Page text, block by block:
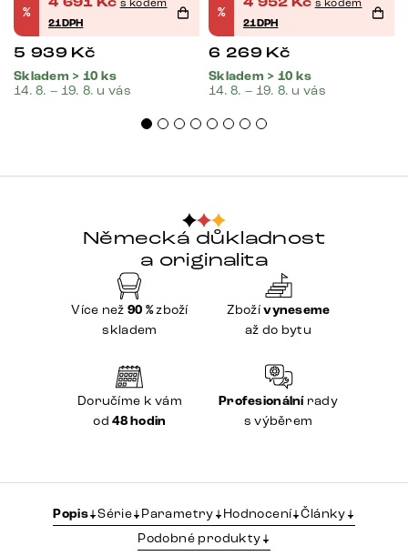
%
21DPH
5 939 Kč
Skladem > 10 ks
14. 8. – 19. 8. u vás
%
21DPH
6 269 Kč
Skladem > 10 ks
14. 8. – 19. 8. u vás
Německá důkladnost
a originalita
Více než 90 %zboží
skladem
Zbožívyneseme
až do bytu
Doručíme k vám
od48 hodin
Profesionálnírady
s výběrem
Popis Série Parametry Hodnocení Články
Podobné produkty